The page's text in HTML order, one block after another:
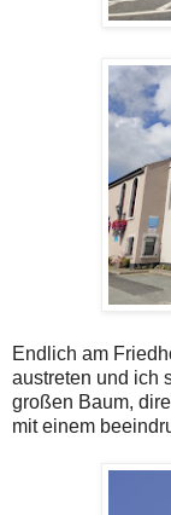
Endlich am
austreten und ich
großen Baum,
mit einem